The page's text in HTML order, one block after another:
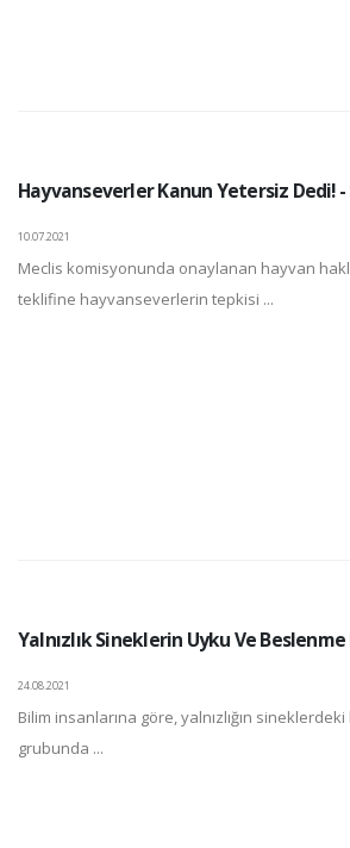
Hayvanseverler Kanun Yetersiz Dedi! -
10.07.2021
Meclis komisyonunda onaylanan hayvan
teklifine hayvanseverlerin tepkisi ...
Yalnızlık Sineklerin Uyku Ve
24.08.2021
Bilim insanlarına göre, yalnızlığın
grubunda ...